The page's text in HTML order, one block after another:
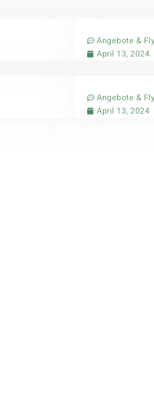
Angebote &
April 13, 2024
Angebote &
April 13, 2024